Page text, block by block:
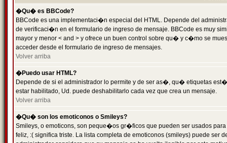
�Qu� es BBCode?
BBCode es una implementaci�n especial del HTML. Depende del
de verificaci�n en el formulario de ingreso de mensaje. BBCode es muy
mayor y menor < and > y ofrece un buen control sobre qu� y c�mo se
acceder desde el formulario de ingreso de mensajes.
Volver arriba
�Puedo usar HTML?
Depende de si el administrador lo permite y de ser as�, qu� etiquetas
estar habilitado, Ud. puede deshabilitarlo cada vez que crea un mensaje.
Volver arriba
�Qu� son los emoticonos o Smileys?
Smileys, o emoticons, son peque�os gr�ficos que pueden ser usados
feliz, :( significa triste. La lista completa de emoticonos (smileys) puede